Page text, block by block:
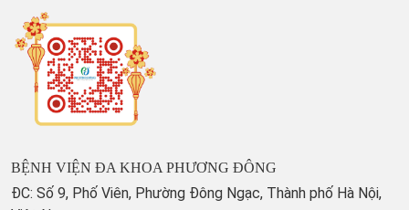
BỆNH VIỆN ĐA KHOA PHƯƠNG ĐÔNG
ĐC: Số 9, Phố Viên, Phường Đông Ngạc, Thành phố Hà Nội,